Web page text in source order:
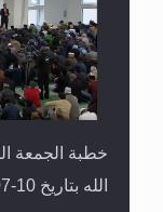
خطبة الجمعة
الله بتاريخ 10-07-2026